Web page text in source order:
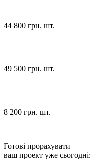
44 800 грн. шт.
49 500 грн. шт.
8 200 грн. шт.
Готові прорахувати
ваш проект уже сьогодні: